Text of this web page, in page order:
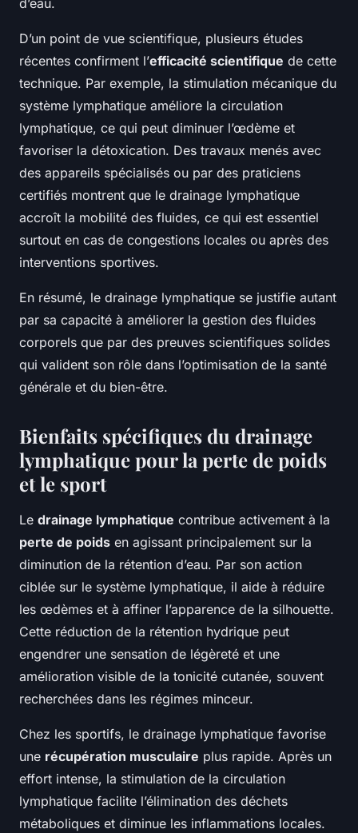
d’eau.
D’un point de vue scientifique, plusieurs études
récentes confirment l’efficacité scientifique de cette
technique. Par exemple, la stimulation mécanique du
système lymphatique améliore la circulation
lymphatique, ce qui peut diminuer l’œdème et
favoriser la détoxication. Des travaux menés avec
des appareils spécialisés ou par des praticiens
certifiés montrent que le drainage lymphatique
accroît la mobilité des fluides, ce qui est essentiel
surtout en cas de congestions locales ou après des
interventions sportives.
En résumé, le drainage lymphatique se justifie autant
par sa capacité à améliorer la gestion des fluides
corporels que par des preuves scientifiques solides
qui valident son rôle dans l’optimisation de la santé
générale et du bien-être.
Bienfaits spécifiques du drainage
lymphatique pour la perte de poids
et le sport
Le drainage lymphatique contribue activement à la
perte de poids en agissant principalement sur la
diminution de la rétention d’eau. Par son action
ciblée sur le système lymphatique, il aide à réduire
les œdèmes et à affiner l’apparence de la silhouette.
Cette réduction de la rétention hydrique peut
engendrer une sensation de légèreté et une
amélioration visible de la tonicité cutanée, souvent
recherchées dans les régimes minceur.
Chez les sportifs, le drainage lymphatique favorise
une récupération musculaire plus rapide. Après un
effort intense, la stimulation de la circulation
lymphatique facilite l’élimination des déchets
métaboliques et diminue les inflammations locales.